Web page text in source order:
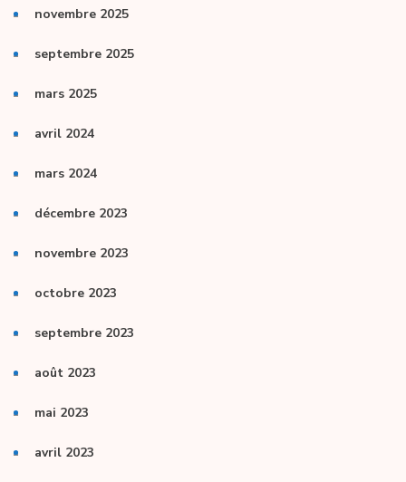
novembre 2025
septembre 2025
mars 2025
avril 2024
mars 2024
décembre 2023
novembre 2023
octobre 2023
septembre 2023
août 2023
mai 2023
avril 2023